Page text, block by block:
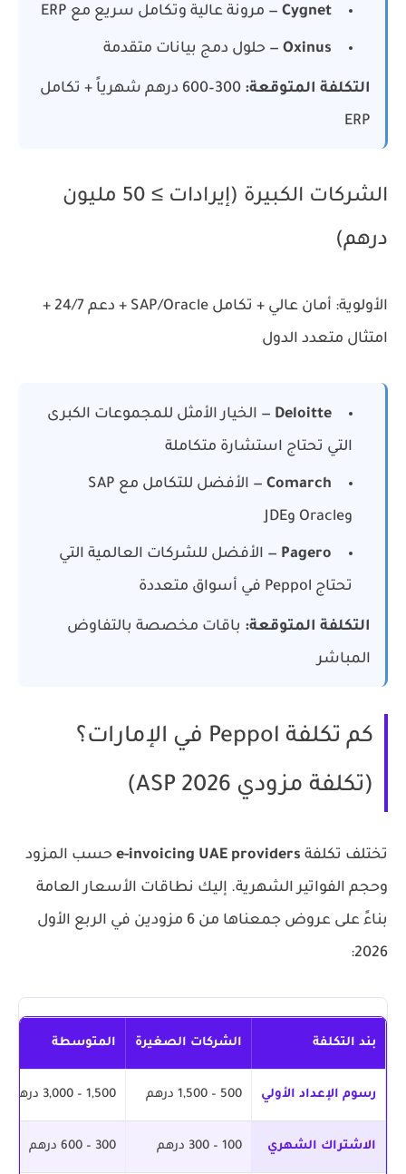
Cygnet — مرونة عالية وتكامل سريع مع ERP
Oxinus — حلول دمج بيانات متقدمة
التكلفة المتوقعة:
300–600 درهم شهرياً + تكامل
ERP
الشركات الكبيرة (إيرادات ≥ 50 مليون
درهم)
الأولوية: أمان عالي + تكامل SAP/Oracle + دعم 24/7 +
امتثال متعدد الدول
Deloitte — الخيار الأمثل للمجموعات الكبرى
التي تحتاج استشارة متكاملة
Comarch
— الأفضل للتكامل مع SAP
وOracle وJDE
Pagero — الأفضل للشركات العالمية التي
تحتاج Peppol في أسواق متعددة
التكلفة المتوقعة: باقات مخصصة بالتفاوض
المباشر
كم تكلفة Peppol في الإمارات؟
(تكلفة مزودي ASP 2026)
تختلف تكلفة e-invoicing UAE providers حسب المزود
وحجم الفواتير الشهرية. إليك نطاقات الأسعار العامة
بناءً على عروض جمعناها من 6 مزودين في الربع الأول
2026:
بند التكلفة الشركات الصغيرة المتوسطة
رسوم الإعداد الأولي 500 – 1,500 درهم 1,500 – 3,000 درهم
الاشتراك الشهري 100 – 300 درهم 300 – 600 درهم